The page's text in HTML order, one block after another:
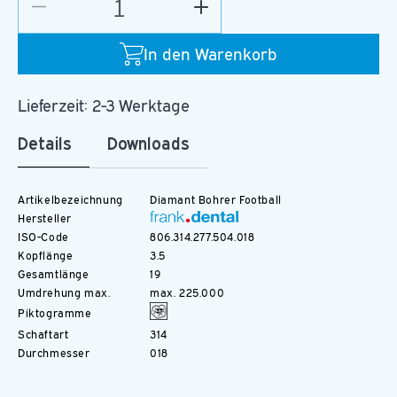
In den Warenkorb
die
für
Erhöhe
die
Menge
für
Lieferzeit: 2-3 Werktage
Details
Downloads
Artikelbezeichnung
Diamant Bohrer Football
Hersteller
ISO-Code
806.314.277.504.018
Kopflänge
3.5
Gesamtlänge
19
Umdrehung max.
max. 225.000
Piktogramme
Schaftart
314
Durchmesser
018